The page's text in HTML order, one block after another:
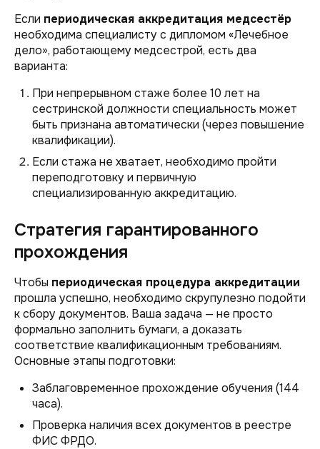
Если периодическая аккредитация медсестёр
необходима специалисту с дипломом «Лечебное
дело», работающему медсестрой, есть два
варианта:
При непрерывном стаже более 10 лет на
сестринской должности специальность может
быть признана автоматически (через повышение
квалификации).
Если стажа не хватает, необходимо пройти
переподготовку и первичную
специализированную аккредитацию.
Стратегия гарантированного
прохождения
Чтобы периодическая процедура аккредитации
прошла успешно, необходимо скрупулезно подойти
к сбору документов. Ваша задача — не просто
формально заполнить бумаги, а доказать
соответствие квалификационным требованиям.
Основные этапы подготовки:
Заблаговременное прохождение обучения (144
часа).
Проверка наличия всех документов в реестре
ФИС ФРДО.